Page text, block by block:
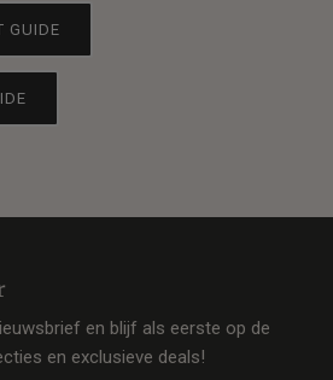
GUIDE
en blijf als eerste op de
en exclusieve deals!